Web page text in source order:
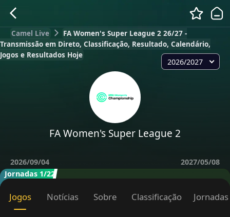
Camel Live
FA Women's Super League 2 26/27 -
Transmissão em Direto, Classificação, Resultado, Calendário,
Jogos e Resultados Hoje
2026/2027
FA Women's Super League 2
2026/09/04
2027/05/08
Jornadas 1/22
Jogos Notícias Sobre Classificação Jornadas